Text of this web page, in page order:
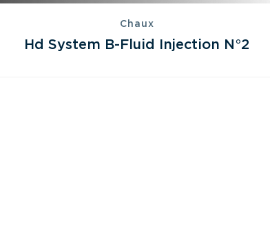
Chaux
Hd System B-Fluid Injection N°2